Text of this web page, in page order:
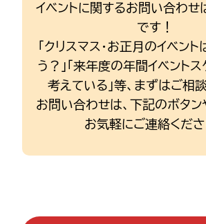
イベントに関するお問い合わせ
です！
「クリスマス・お正月のイベン
う？」「来年度の年間イベント
考えている」等、まずはご相
お問い合わせは、下記のボタ
お気軽にご連絡くださ